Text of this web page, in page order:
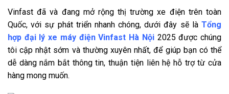
Vinfast đã và đang mở rộng thị trường xe điện trên toàn
Quốc, với sự phát triển nhanh chóng, dưới đây sẽ là Tổng
hợp đại lý xe máy điện Vinfast Hà Nội2025 được chúng
tôi cập nhật sớm và thường xuyên nhất, để giúp bạn có thể
dễ dàng nắm bắt thông tin, thuận tiện liên hệ hỗ trợ từ cửa
hàng mong muốn.